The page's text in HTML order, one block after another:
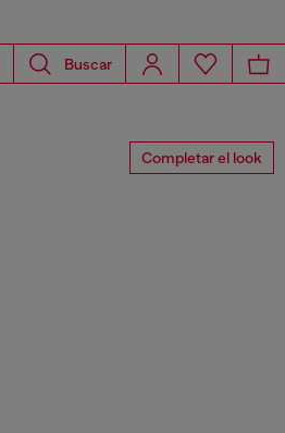
Buscar
Completar el look